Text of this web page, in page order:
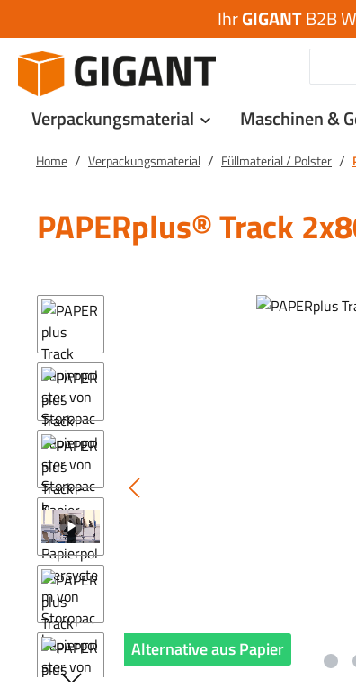
IhrGIGANTB2B
Verpackungsmaterial Maschinen &
Home / Verpackungsmaterial / Füllmaterial / Polster /
PAPERplus® Track
Bildergalerie überspringen
Alternative aus Papier